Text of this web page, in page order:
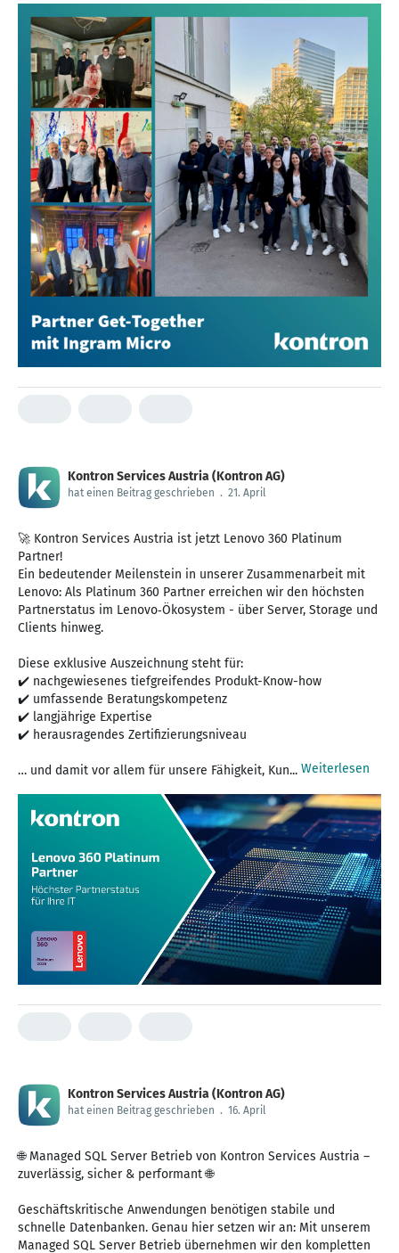
Kontron Services Austria (Kontron AG)
hat einen Beitrag geschrieben . 21. April
🚀 Kontron Services Austria ist jetzt Lenovo 360 Platinum
Partner!
Ein bedeutender Meilenstein in unserer Zusammenarbeit mit
Lenovo: Als Platinum 360 Partner erreichen wir den höchsten
Partnerstatus im Lenovo‑Ökosystem - über Server, Storage und
Clients hinweg.
Diese exklusive Auszeichnung steht für:
✔️ nachgewiesenes tiefgreifendes Produkt-Know-how
✔️ umfassende Beratungskompetenz
✔️ langjährige Expertise
✔️ herausragendes Zertifizierungsniveau
… und damit vor allem für unsere Fähigkeit, Kun... Weiterlesen
Kontron Services Austria (Kontron AG)
hat einen Beitrag geschrieben . 16. April
🌐 Managed SQL Server Betrieb von Kontron Services Austria –
zuverlässig, sicher & performant 🌐
Geschäftskritische Anwendungen benötigen stabile und
schnelle Datenbanken. Genau hier setzen wir an: Mit unserem
Managed SQL Server Betrieb übernehmen wir den kompletten